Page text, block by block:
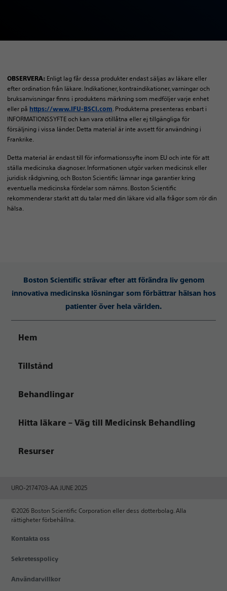
OBSERVERA: Enligt lag får dessa produkter endast säljas av läkare eller
efter ordination från läkare. Indikationer, kontraindikationer, varningar och
bruksanvisningar finns i produktens märkning som medföljer varje enhet
eller på https://www.IFU-BSCI.com. Produkterna presenteras enbart i
INFORMATIONSSYFTE och kan vara otillåtna eller ej tillgängliga för
försäljning i vissa länder. Detta material är inte avsett för användning i
Frankrike.
Detta material är endast till för informationssyfte inom EU och inte för att
ställa medicinska diagnoser. Informationen utgör varken medicinsk eller
juridisk rådgivning, och Boston Scientific lämnar inga garantier kring
eventuella medicinska fördelar som nämns. Boston Scientific
rekommenderar starkt att du talar med din läkare vid alla frågor som rör din
hälsa.
Boston Scientific strävar efter att förändra liv genom
innovativa medicinska lösningar som förbättrar hälsan hos
patienter över hela världen.
Hem
Tillstånd
Behandlingar
Hitta läkare – Väg till Medicinsk Behandling
Resurser
URO-2174703-AA JUNE 2025
©2026 Boston Scientific Corporation eller dess dotterbolag. Alla
rättigheter förbehållna.
Kontakta oss
Sekretesspolicy
Användarvillkor